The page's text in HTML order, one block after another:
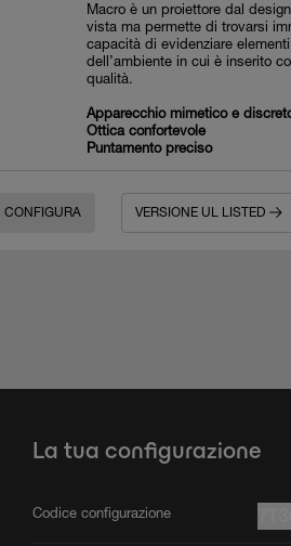
Macro è un proiettore dal
vista ma permette di trovarsi
capacità di evidenziare
dell’ambiente in cui è inserito
qualità.
Apparecchio mimetico e
Ottica confortevole
Puntamento preciso
CONFIGURA VERSIONE UL LISTED
La tua configurazione
Codice configurazione